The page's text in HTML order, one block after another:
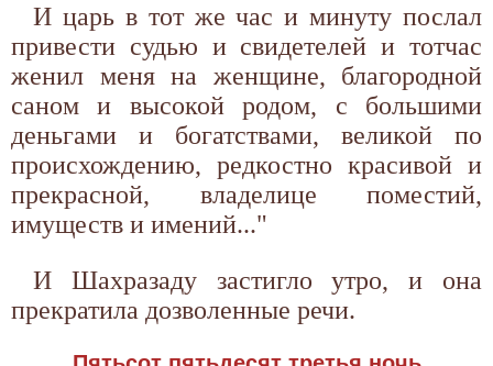
И царь в тот же час и минуту послал
привести судью и свидетелей и тотчас
женил меня на женщине, благородной
саном и высокой родом, с большими
деньгами и богатствами, великой по
происхождению, редкостно красивой и
прекрасной, владелице поместий,
имуществ и имений..."
И Шахразаду застигло утро, и она
прекратила дозволенные речи.